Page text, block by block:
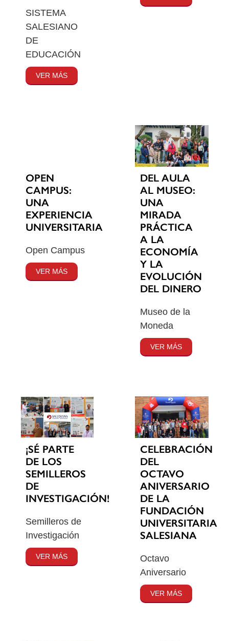
SISTEMA
SALESIANO
DE
EDUCACIÓN
VER MÁS
OPEN
CAMPUS:
UNA
EXPERIENCIA
UNIVERSITARIA
Open Campus
VER MÁS
DEL AULA
AL MUSEO:
UNA
MIRADA
PRÁCTICA
A LA
ECONOMÍA
Y LA
EVOLUCIÓN
DEL DINERO
Museo de la
Moneda
VER MÁS
¡SÉ PARTE
DE LOS
SEMILLEROS
DE
INVESTIGACIÓN!
Semilleros de
Investigación
VER MÁS
CELEBRACIÓN
DEL
OCTAVO
ANIVERSARIO
DE LA
FUNDACIÓN
UNIVERSITARIA
SALESIANA
Octavo
Aniversario
VER MÁS